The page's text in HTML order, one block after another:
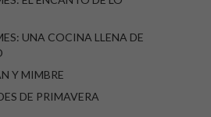
UNA COCINA LLENA DE
Y MIMBRE
DE PRIMAVERA